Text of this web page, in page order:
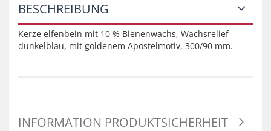
BESCHREIBUNG
Kerze elfenbein mit 10 % Bienenwachs, Wachsrelief
dunkelblau, mit goldenem Apostelmotiv, 300/90 mm.
INFORMATION PRODUKTSICHERHEIT